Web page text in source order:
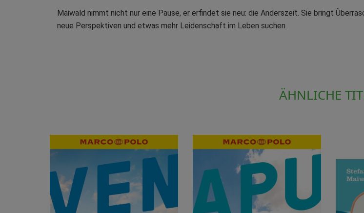
Maiwald nimmt nicht nur eine Pause, er erfindet sie neu: die Anderszeit. Sie bringt
neue Perspektiven und etwas mehr Leidenschaft im Leben suchen.
ÄHNLICHE